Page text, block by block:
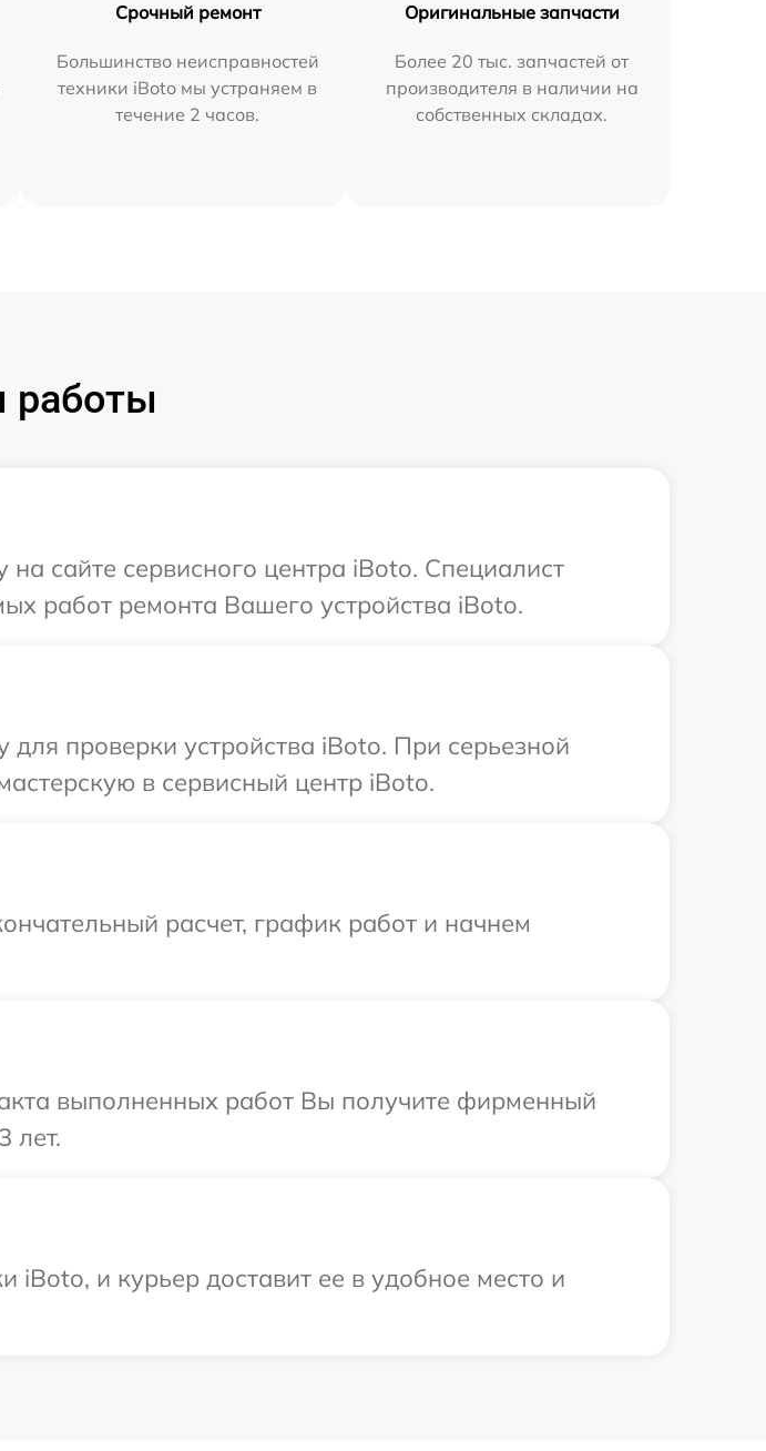
Срочный ремонт
Большинство неисправностей
техники iBoto мы устраняем в
течение 2 часов.
Оригинальные запчасти
Более 20 тыс. запчастей от
производителя в наличии на
собственных складах.
работы
сайте сервисного центра iBoto. Специалист
работ ремонта Вашего устройства iBoto.
проверки устройства iBoto. При серьезной
в сервисный центр iBoto.
расчет, график работ и начнем
выполненных работ Вы получите фирменный
лет.
и курьер доставит ее в удобное место и